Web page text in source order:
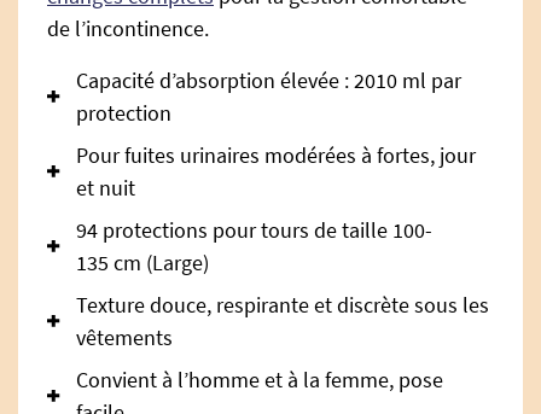
de l’incontinence.
Capacité d’absorption élevée : 2010 ml par
protection
Pour fuites urinaires modérées à fortes, jour
et nuit
94 protections pour tours de taille 100-
135 cm (Large)
Texture douce, respirante et discrète sous les
vêtements
Convient à l’homme et à la femme, pose